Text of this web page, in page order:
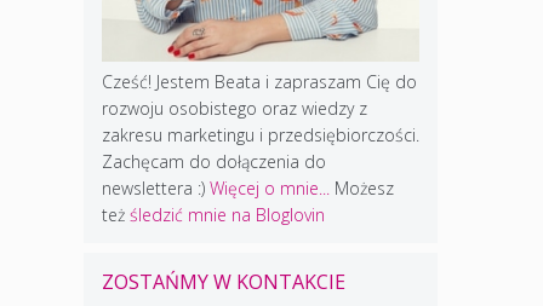
Cześć! Jestem Beata i zapraszam Cię do
rozwoju osobistego oraz wiedzy z
zakresu marketingu i przedsiębiorczości.
Zachęcam do dołączenia do
newslettera :) Więcej o mnie...
Możesz
też śledzić mnie na Bloglovin
ZOSTAŃMY W KONTAKCIE